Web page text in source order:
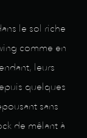
le sol riche
comme en
leurs
quelques
sans
de mêlant à